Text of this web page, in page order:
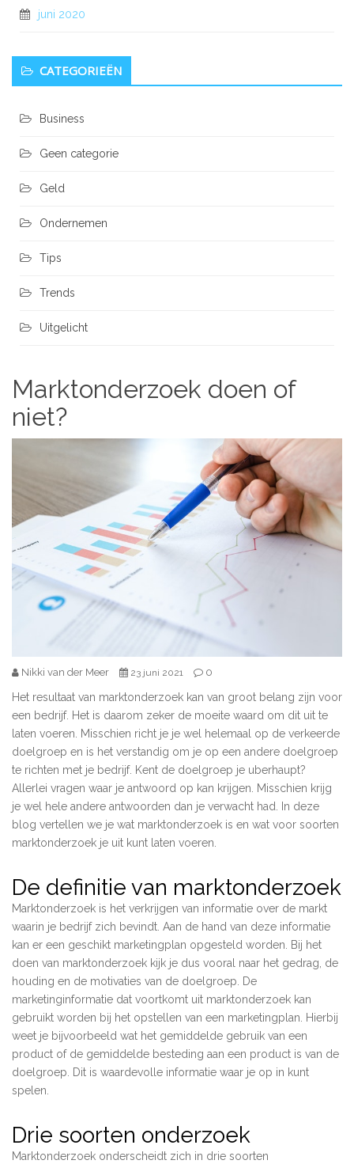
juni 2020
CATEGORIEËN
Business
Geen categorie
Geld
Ondernemen
Tips
Trends
Uitgelicht
Marktonderzoek doen of
niet?
Nikki van der Meer 23 juni 2021 0
Het resultaat van marktonderzoek kan van groot belang zijn voor
een bedrijf. Het is daarom zeker de moeite waard om dit uit te
laten voeren. Misschien richt je je wel helemaal op de verkeerde
doelgroep en is het verstandig om je op een andere doelgroep
te richten met je bedrijf. Kent de doelgroep je uberhaupt?
Allerlei vragen waar je antwoord op kan krijgen. Misschien krijg
je wel hele andere antwoorden dan je verwacht had. In deze
blog vertellen we je wat marktonderzoek is en wat voor soorten
marktonderzoek je uit kunt laten voeren.
De definitie van marktonderzoek
Marktonderzoek is het verkrijgen van informatie over de markt
waarin je bedrijf zich bevindt. Aan de hand van deze informatie
kan er een geschikt marketingplan opgesteld worden. Bij het
doen van marktonderzoek kijk je dus vooral naar het gedrag, de
houding en de motivaties van de doelgroep. De
marketinginformatie dat voortkomt uit marktonderzoek kan
gebruikt worden bij het opstellen van een marketingplan. Hierbij
weet je bijvoorbeeld wat het gemiddelde gebruik van een
product of de gemiddelde besteding aan een product is van de
doelgroep. Dit is waardevolle informatie waar je op in kunt
spelen.
Drie soorten onderzoek
Marktonderzoek onderscheidt zich in drie soorten